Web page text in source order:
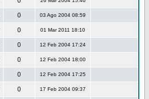
0 03 Ago 2004 08:59
0 01 Mar 2011 18:10
0 12 Feb 2004 17:24
0 12 Feb 2004 18:00
0 12 Feb 2004 17:25
0 17 Feb 2004 09:37